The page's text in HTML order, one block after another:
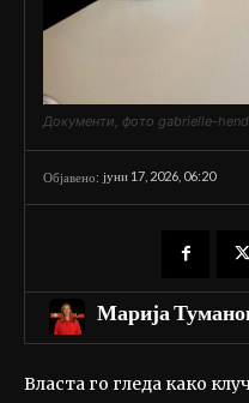
Документи, фото gabrielle-
Објавено: јуни 17, 2026, 06:20
Марија
Власта го гледа како